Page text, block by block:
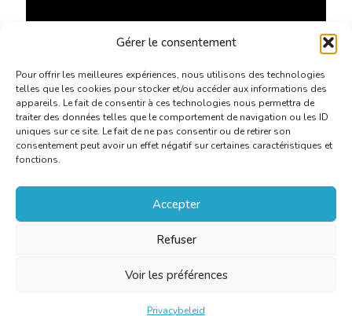
Gérer le consentement
Pour offrir les meilleures expériences, nous utilisons des technologies
telles que les cookies pour stocker et/ou accéder aux informations des
appareils. Le fait de consentir à ces technologies nous permettra de
traiter des données telles que le comportement de navigation ou les ID
uniques sur ce site. Le fait de ne pas consentir ou de retirer son
consentement peut avoir un effet négatif sur certaines caractéristiques et
fonctions.
Accepter
Refuser
Voir les préférences
Privacybeleid